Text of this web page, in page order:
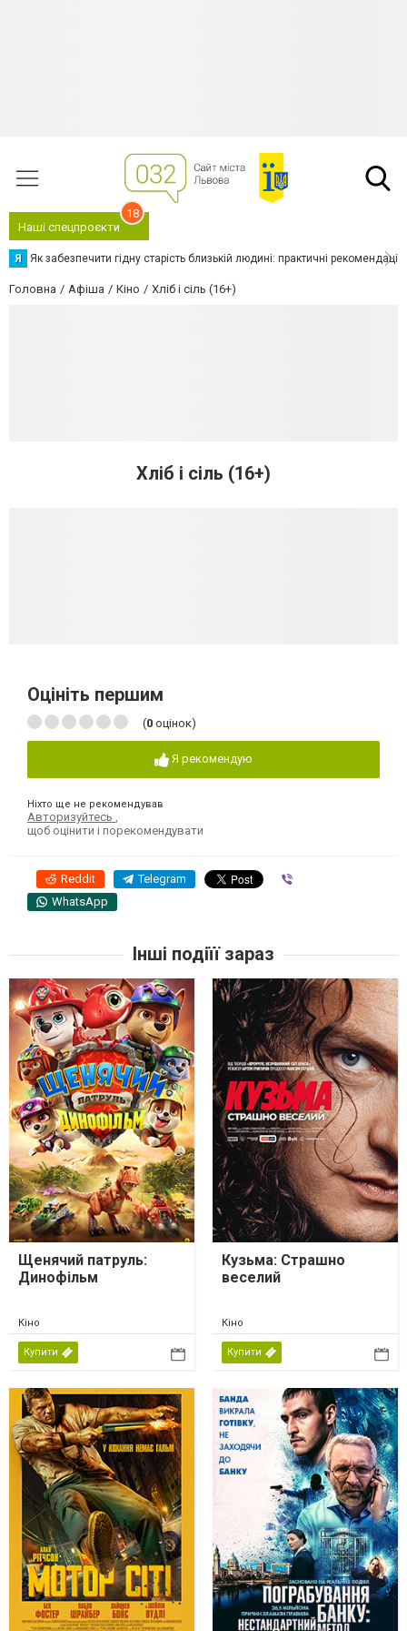
Наші спецпроєкти
18
Я Як забезпечити гідну старість близькій людині: практичні рекомендації
Головна Афіша Кіно Хліб і сіль (16+)
Хліб і сіль (16+)
Оцініть першим
(0 оцінок)
Я рекомендую
Ніхто ще не рекомендував
Авторизуйтесь
щоб оцінити і порекомендувати
Reddit Telegram
WhatsApp
Інші подіїї зараз
Щенячий патруль:
Динофільм
Кіно
Купити
Кузьма: Страшно
веселий
Кіно
Купити